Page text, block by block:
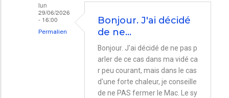
lun
29/06/2026
- 16:00
Permalien
Bonjour. J'ai décidé
de ne…
Bonjour. J'ai décidé de ne pas p
arler de ce cas dans ma vidé ca
r peu courant, mais dans le cas
d'une forte chaleur, je conseille
de ne PAS fermer le Mac. Le sy